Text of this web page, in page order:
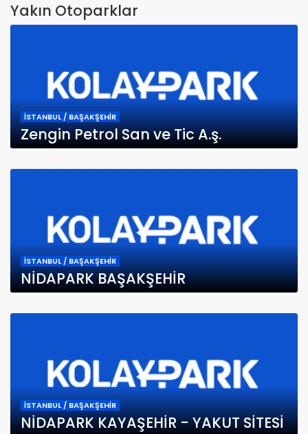
Yakın Otoparklar
İSTANBUL / BAŞAKŞEHİR
Zengin Petrol San ve Tic A.ş.
İSTANBUL / BAŞAKŞEHİR
NİDAPARK BAŞAKŞEHİR
İSTANBUL / BAŞAKŞEHİR
NİDAPARK KAYAŞEHİR - YAKUT SİTESİ